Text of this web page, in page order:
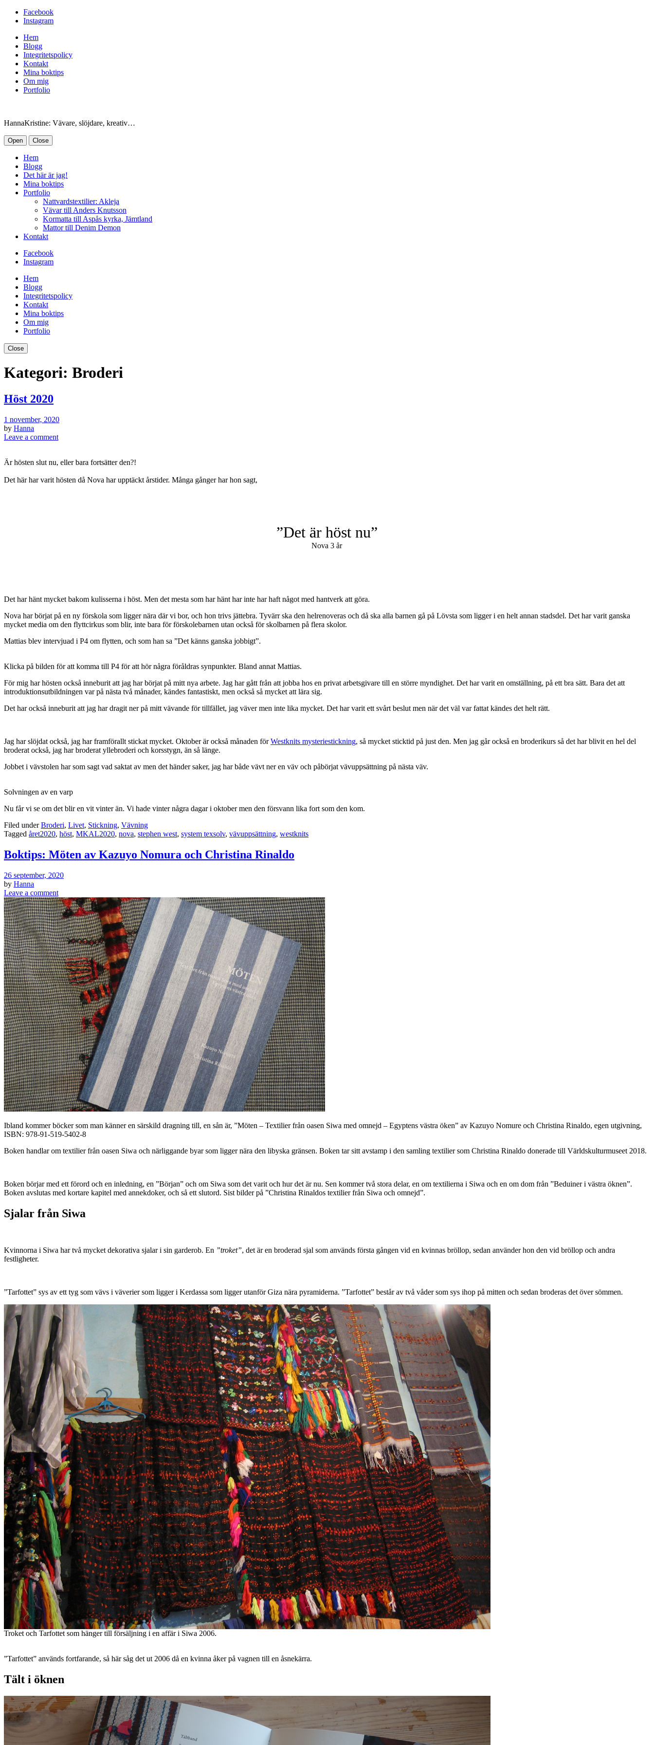
Facebook
Instagram
Hem
Blogg
Integritetspolicy
Kontakt
Mina boktips
Om mig
Portfolio
HannaKristine: Vävare, slöjdare, kreativ…
Open Close
Hem
Blogg
Det här är jag!
Mina boktips
Portfolio
Nattvardstextilier: Akleja
Vävar till Anders Knutsson
Kormatta till Aspås kyrka, Jämtland
Mattor till Denim Demon
Kontakt
Facebook
Instagram
Hem
Blogg
Integritetspolicy
Kontakt
Mina boktips
Om mig
Portfolio
Close
Kategori: Broderi
Höst 2020
1 november, 2020
by Hanna
Leave a comment
Är hösten slut nu, eller bara fortsätter den?!
Det här har varit hösten då Nova har upptäckt årstider. Många gånger har hon sagt,
”Det är höst nu”
Nova 3 år
Det har hänt mycket bakom kulisserna i höst. Men det mesta som har hänt har inte har haft något med hantverk att göra.
Nova har börjat på en ny förskola som ligger nära där vi bor, och hon trivs jättebra. Tyvärr ska den helrenoveras och då ska alla barnen gå på Lövsta som ligger i en helt annan stadsdel. Det har varit ganska
mycket media om den flyttcirkus som blir, inte bara för förskolebarnen utan också för skolbarnen på flera skolor.
Mattias blev intervjuad i P4 om flytten, och som han sa ”Det känns ganska jobbigt”.
Klicka på bilden för att komma till P4 för att hör några föråldras synpunkter. Bland annat Mattias.
För mig har hösten också inneburit att jag har börjat på mitt nya arbete. Jag har gått från att jobba hos en privat arbetsgivare till en större myndighet. Det har varit en omställning, på ett bra sätt. Bara det att
introduktionsutbildningen var på nästa två månader, kändes fantastiskt, men också så mycket att lära sig.
Det har också inneburit att jag har dragit ner på mitt vävande för tillfället, jag väver men inte lika mycket. Det har varit ett svårt beslut men när det väl var fattat kändes det helt rätt.
Jag har slöjdat också, jag har framförallt stickat mycket. Oktober är också månaden förWestknits mysteriestickning, så mycket sticktid på just den. Men jag går också en broderikurs så det har blivit en hel del
broderat också, jag har broderat yllebroderi och korsstygn, än så länge.
Jobbet i vävstolen har som sagt vad saktat av men det händer saker, jag har både vävt ner en väv och påbörjat vävuppsättning på nästa väv.
Solvningen av en varp
Nu får vi se om det blir en vit vinter än. Vi hade vinter några dagar i oktober men den försvann lika fort som den kom.
Filed underBroderi, Livet, Stickning, Vävning
Tagged året2020, höst, MKAL2020, nova, stephen west, system texsolv, vävuppsättning, westknits
Boktips: Möten av Kazuyo Nomura och Christina Rinaldo
26 september, 2020
by Hanna
Leave a comment
Ibland kommer böcker som man känner en särskild dragning till, en sån är, ”Möten – Textilier från oasen Siwa med omnejd – Egyptens västra öken” av Kazuyo Nomure och Christina Rinaldo, egen utgivning,
ISBN: 978-91-519-5402-8
Boken handlar om textilier från oasen Siwa och närliggande byar som ligger nära den libyska gränsen. Boken tar sitt avstamp i den samling textilier som Christina Rinaldo donerade till Världskulturmuseet 2018.
Boken börjar med ett förord och en inledning, en ”Början” och om Siwa som det varit och hur det är nu. Sen kommer två stora delar, en om textilierna i Siwa och en om dom från ”Beduiner i västra öknen”.
Boken avslutas med kortare kapitel med annekdoker, och så ett slutord. Sist bilder på ”Christina Rinaldos textilier från Siwa och omnejd”.
Sjalar från Siwa
Kvinnorna i Siwa har två mycket dekorativa sjalar i sin garderob. En ”troket”, det är en broderad sjal som används första gången vid en kvinnas bröllop, sedan använder hon den vid bröllop och andra
festligheter.
”Tarfottet” sys av ett tyg som vävs i väverier som ligger i Kerdassa som ligger utanför Giza nära pyramiderna. ”Tarfottet” består av två våder som sys ihop på mitten och sedan broderas det över sömmen.
Troket och Tarfottet som hänger till försäljning i en affär i Siwa 2006.
”Tarfottet” används fortfarande, så här såg det ut 2006 då en kvinna åker på vagnen till en åsnekärra.
Tält i öknen